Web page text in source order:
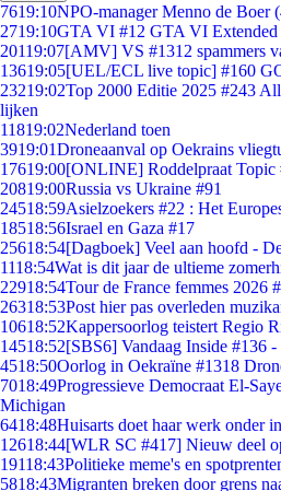
7619:10NPO-manager Menno de Boer
2719:10GTA VI #12 GTA VI
20119:07[AMV] VS #1312 spammers
13619:05[UEL/ECL live topic] #160
23219:02Top 2000 Editie 2025 #243
lijken
11819:02Nederland toen
3919:01Droneaanval op Oekrains
17619:00[ONLINE] Roddelpraat Topic
20819:00Russia vs Ukraine #91
24518:59Asielzoekers #22 : Het
18518:56Israel en Gaza #17
25618:54[Dagboek] Veel aan hoofd -
1118:54Wat is dit jaar de ultieme
22918:54Tour de France femmes 2026
26318:53Post hier pas overleden
10618:52Kappersoorlog teistert Regio
14518:52[SBS6] Vandaag Inside #136
4518:50Oorlog in Oekraïne #1318
7018:49Progressieve Democraat El-
Michigan
6418:48Huisarts doet haar werk onder
12618:44[WLR SC #417] Nieuw deel
19118:43Politieke meme's en
5818:43Migranten breken door grens